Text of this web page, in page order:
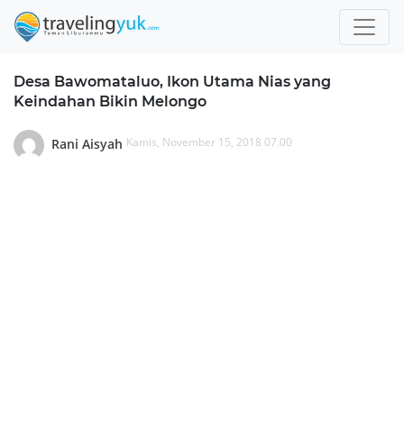
Desa Bawomataluo, Ikon Utama Nias yang
Keindahan Bikin Melongo
Rani Aisyah Kamis, November 15, 2018 07.00